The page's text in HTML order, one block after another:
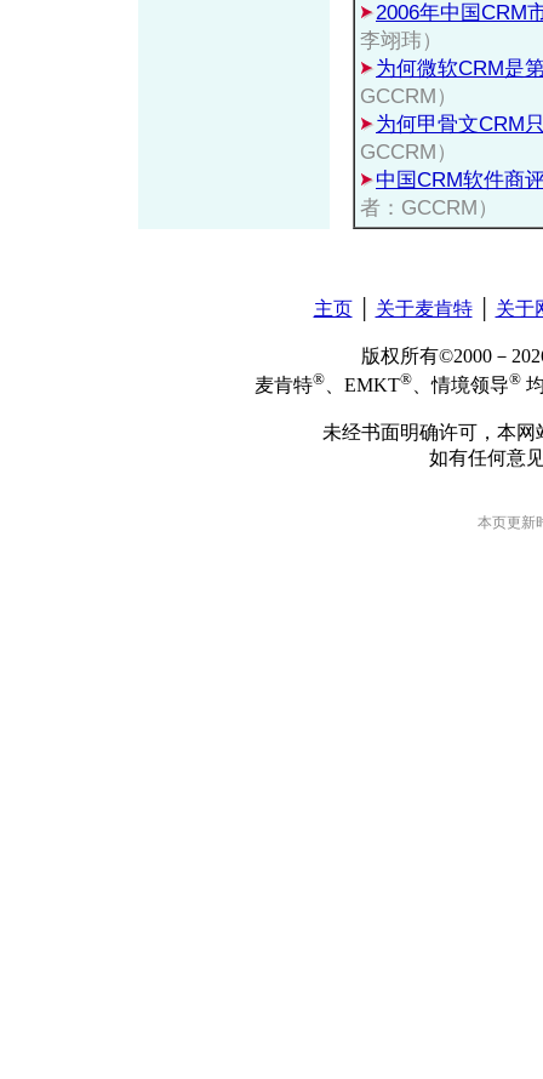
2006年中国CRM
李翊玮）
为何微软CRM是
GCCRM）
为何甲骨文CRM
GCCRM）
中国CRM软件商
者：GCCRM）
主页│ 关于麦肯特│ 关于
版权所有©2000－
麦肯特® 、EMKT® 、情境领导®
未经书面明确许可，本
如有任何意
本页更新